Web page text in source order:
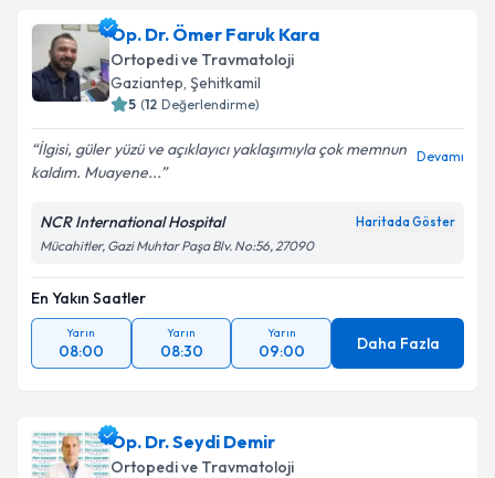
bilgilendireceğiz.
E-posta Adresiniz
Kişisel verilerimin işlenmesine ilişkin
kapsamda işlenmesini kabul ediyorum.
Op. Dr. Ömer Faruk Kara
Ortopedi ve Travmatoloji
Gaziantep, Şehitkamil
5 (12 Değerlendirme)
İlgisi, güler yüzü ve açıklayıcı yaklaşımıyla çok memnun
kaldım. Muayene...
Devamı
NCR International Hospital Haritada Göster
Mücahitler, Gazi Muhtar Paşa Blv. No:56, 27090
En Yakın Saatler
Yarın
08:00
Yarın
08:30
Yarın
09:00 Daha Fazla
Op. Dr. Seydi Demir
Ortopedi ve Travmatoloji